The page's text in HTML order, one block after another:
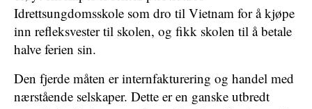
Idrettsungdomsskole som dro til Vietnam for å kjøpe
inn refleksvester til skolen, og fikk skolen til å betale
halve ferien sin.
Den fjerde måten er internfakturering og handel med
nærstående selskaper. Dette er en ganske utbredt